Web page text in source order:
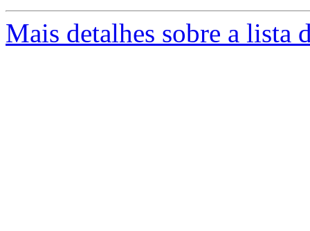
Mais detalhes sobre a lista